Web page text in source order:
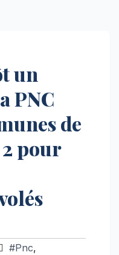
un
PNC
de
pour
#Pnc,